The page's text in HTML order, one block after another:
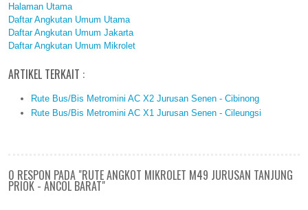
Halaman Utama
Daftar Angkutan Umum Utama
Daftar Angkutan Umum Jakarta
Daftar Angkutan Umum Mikrolet
ARTIKEL TERKAIT :
Rute Bus/Bis Metromini AC X2 Jurusan Senen - Cibinong
Rute Bus/Bis Metromini AC X1 Jurusan Senen - Cileungsi
0 RESPON PADA "RUTE ANGKOT MIKROLET M49 JURUSAN TANJUNG
PRIOK - ANCOL BARAT"